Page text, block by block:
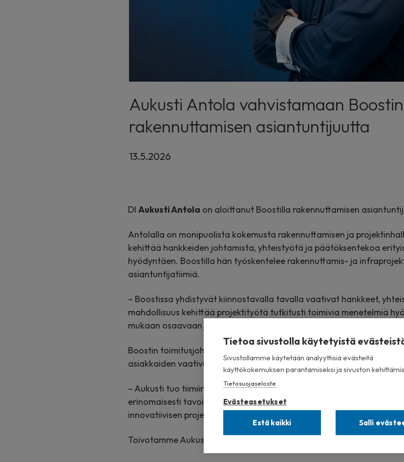
Aukusti Antola vahvistamaan Boostin
rakennuttamisen asiantuntijuutta
13.5.2026
DI Aukusti Antola on aloittanut Boostilla rakennuttamisen
Antolalla on monipuolista kokemusta rakennuttamisen ja
kehittää hankkeiden johtamista, yhteistyötä ja päätöksentekoa
hyödyntäen. Boostilla hän työskentelee rakennuttamis- ja
asiantuntijatiimiä.
– Boostissa yhdistyvät kiinnostavalla tavalla vaativat hankkeet,
mahdollisuus kehittää projektityötä tutkitusti toimivia menetelmiä
mukaan osaavaan ja eteenpäin katsovaan tiimiin
Boostin toimitusjohtaja
näkee Antolan
asiakkaiden vaativia hankkeita.
– Aukusti tuo tiimiimme hyvää energiaa ja vahvaa asiantuntijuutta.
erinomaisesti tavoitettamme kehittää asiakkaidemme hankkeita
innovatiivisen projektityökulttuurin avulla
Toivotamme Aukustin lämpimästi tervetulleeksi Boostille!
Tietoa sivustolla käytetyistä
Sivustollamme käytetään analyyttisiä evästeitä
käyttökokemuksen parantamiseksi ja sivuston
Tietosuojaseloste
Evästeasetukset
Estä kaikki Salli